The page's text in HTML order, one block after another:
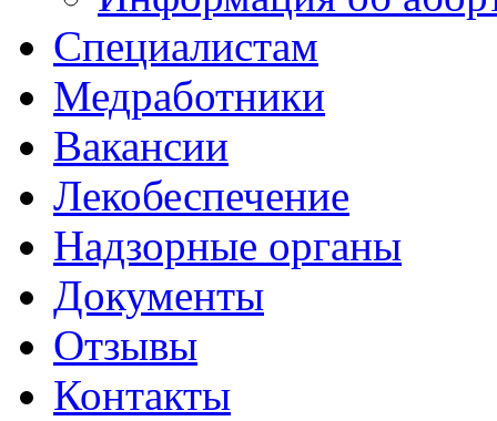
Специалистам
Медработники
Вакансии
Лекобеспечение
Надзорные органы
Документы
Отзывы
Контакты